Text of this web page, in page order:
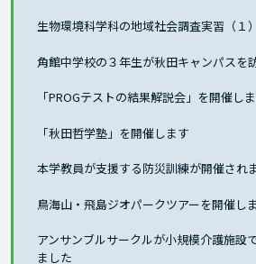
生物環境科学科の地域社会調査実習（１
角館中学校の３年生が秋田キャンパスを
「PROGテストの結果解説会」を開催し
「秋田哲学塾」を開催します
本学教員が支援する防災訓練が開催され
鳥海山・飛島ジオパークツアーを開催し
アンサンブルサークルが小規模介護施設
ました